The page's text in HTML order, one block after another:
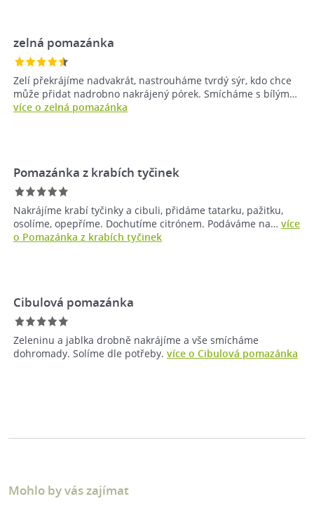
zelná pomazánka
Zelí překrájíme nadvakrát, nastrouháme tvrdý sýr, kdo chce
může přidat nadrobno nakrájený pórek. Smícháme s bílým…
více o zelná pomazánka
Pomazánka z krabích tyčinek
Nakrájíme krabí tyčinky a cibuli, přidáme tatarku, pažitku,
osolíme, opepříme. Dochutíme citrónem. Podáváme na… více
o Pomazánka z krabích tyčinek
Cibulová pomazánka
Zeleninu a jablka drobně nakrájíme a vše smícháme
dohromady. Solíme dle potřeby. více o Cibulová pomazánka
Mohlo by vás zajímat